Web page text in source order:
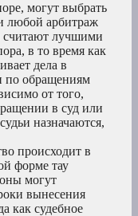
могут выбрать
любой арбитраж
считают лучшими
в то время как
дела в
по обращениям
от того,
в суд или
назначаются,
происходит в
форме тау
могут
вынесения
как судебное